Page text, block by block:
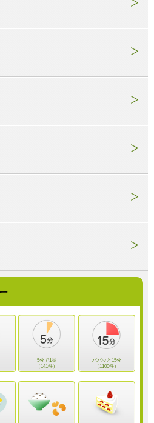
5分で1品
（141件）
パパッと15分
（1100件）